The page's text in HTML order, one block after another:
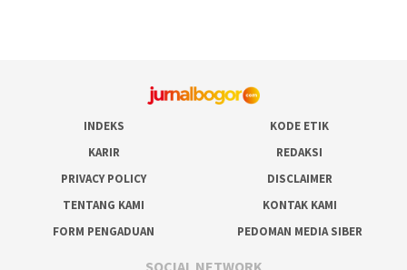
INDEKS
KODE ETIK
KARIR
REDAKSI
PRIVACY POLICY
DISCLAIMER
TENTANG KAMI
KONTAK KAMI
FORM PENGADUAN
PEDOMAN MEDIA SIBER